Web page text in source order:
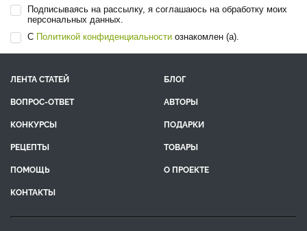
Подписываясь на рассылку, я соглашаюсь на обработку моих
персональных данных.
С Политикой конфиденциальности ознакомлен (а).
ЛЕНТА СТАТЕЙ
БЛОГ
ВОПРОС-ОТВЕТ
АВТОРЫ
КОНКУРСЫ
ПОДАРКИ
РЕЦЕПТЫ
ТОВАРЫ
ПОМОЩЬ
О ПРОЕКТЕ
КОНТАКТЫ